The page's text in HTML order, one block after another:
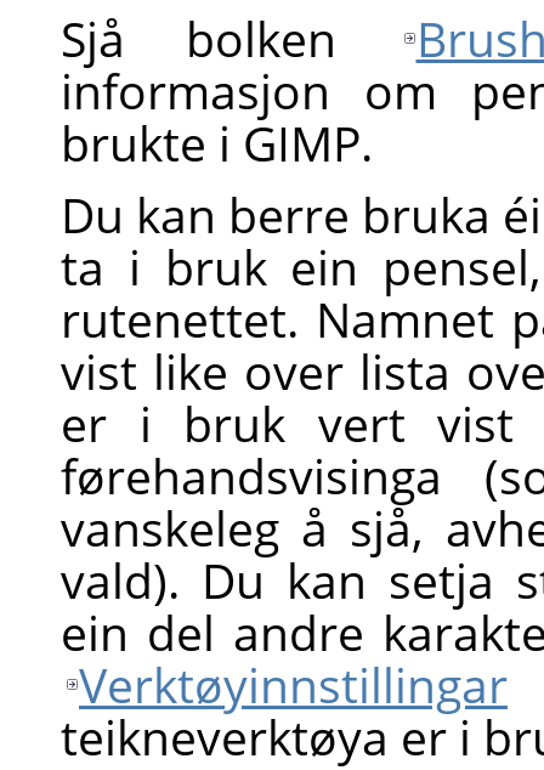
Sjå bolken
informasjon om
brukte i GIMP.
Du kan berre bruka
ta i bruk ein
rutenettet. Namnet
vist like over lista
er i bruk vert vist
førehandsvisinga
vanskeleg å sjå,
vald). Du kan setja
ein del andre
Verktøyinnstillingar
teikneverktøya er i